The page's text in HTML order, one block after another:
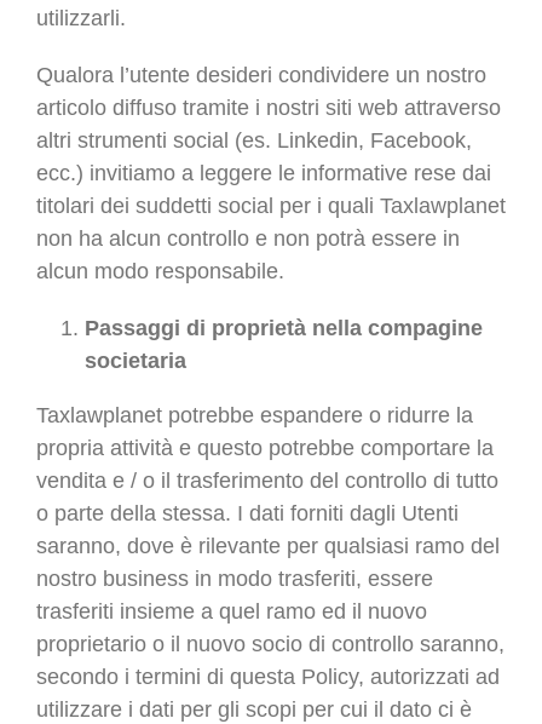
utilizzarli.
Qualora l’utente desideri condividere un nostro
articolo diffuso tramite i nostri siti web attraverso
altri strumenti social (es. Linkedin, Facebook,
ecc.) invitiamo a leggere le informative rese dai
titolari dei suddetti social per i quali Taxlawplanet
non ha alcun controllo e non potrà essere in
alcun modo responsabile.
Passaggi di proprietà nella compagine
societaria
Taxlawplanet potrebbe espandere o ridurre la
propria attività e questo potrebbe comportare la
vendita e / o il trasferimento del controllo di tutto
o parte della stessa. I dati forniti dagli Utenti
saranno, dove è rilevante per qualsiasi ramo del
nostro business in modo trasferiti, essere
trasferiti insieme a quel ramo ed il nuovo
proprietario o il nuovo socio di controllo saranno,
secondo i termini di questa Policy, autorizzati ad
utilizzare i dati per gli scopi per cui il dato ci è